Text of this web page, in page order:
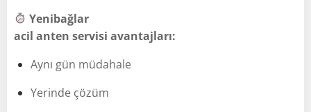
Yenibağlar
acil anten servisi avantajları:
Aynı gün müdahale
Yerinde çözüm